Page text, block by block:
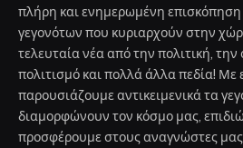
πλήρη και ενημερωμένη
γεγονότων που κυριαρχούν στην
τελευταία νέα από την πολιτική, την
πολιτισμό και πολλά άλλα πεδία! Με
παρουσιάζουμε αντικειμενικά τα
διαμορφώνουν τον κόσμο μας,
προσφέρουμε στους αναγνώστες